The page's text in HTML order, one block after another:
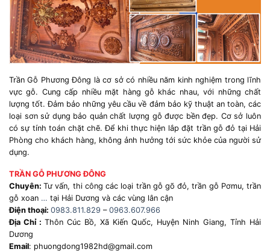
Trần Gỗ Phương Đông là cơ sở có nhiều năm kinh nghiệm trong lĩnh
vực gỗ. Cung cấp nhiều mặt hàng gỗ khác nhau, với những chất
lượng tốt. Đảm bảo những yêu cầu về đảm bảo kỹ thuật an toàn, các
loại sơn sử dụng bảo quản chất lượng gỗ được bền đẹp. Cơ sở luôn
có sự tính toán chặt chẽ. Để khi thực hiện lắp đặt trần gỗ đỏ tại Hải
Phòng cho khách hàng, không ảnh hưởng tới sức khỏe của người sử
dụng.
TRẦN GỖ PHƯƠNG ĐÔNG
Chuyên:Tư vấn, thi công các loại trần gỗ gõ đỏ, trần gỗ Pơmu, trần
gỗ xoan … tại Hải Dương và các vùng lân cận
Điện thoại: 0983.811.829 – 0963.607.966
Địa Chỉ : Thôn Cúc Bồ, Xã Kiến Quốc, Huyện Ninh Giang, Tỉnh Hải
Dương
Email: phuongdong1982hd@gmail.com